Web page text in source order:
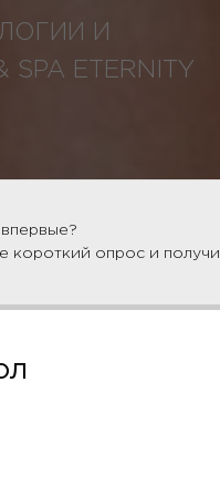
И
ETERNITY
на первый визит
короткий опрос и